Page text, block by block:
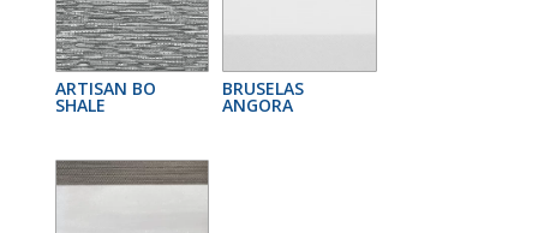
ARTISAN BO
SHALE
BRUSELAS
ANGORA